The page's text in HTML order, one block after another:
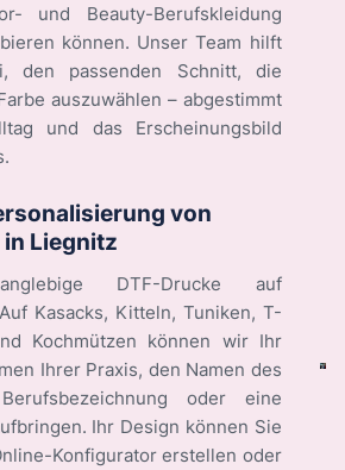
und Beauty-Berufskleidung
können. Unser Team hilft
den passenden Schnitt, die
auszuwählen – abgestimmt
und das Erscheinungsbild
von
Liegnitz
DTF-Drucke auf
Kasacks, Kitteln, Tuniken, T-
Kochmützen können wir Ihr
Ihrer Praxis, den Namen des
oder eine
Ihr Design können Sie
Konfigurator erstellen oder